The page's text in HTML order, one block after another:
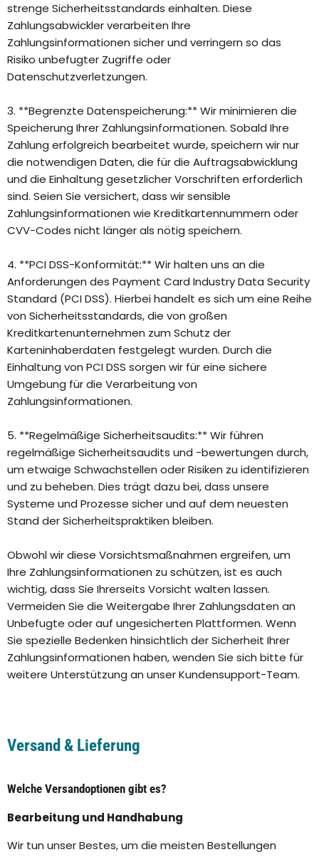
strenge Sicherheitsstandards einhalten. Diese
Zahlungsabwickler verarbeiten Ihre
Zahlungsinformationen sicher und verringern so das
Risiko unbefugter Zugriffe oder
Datenschutzverletzungen.
3. **Begrenzte Datenspeicherung:** Wir minimieren die
Speicherung Ihrer Zahlungsinformationen. Sobald Ihre
Zahlung erfolgreich bearbeitet wurde, speichern wir nur
die notwendigen Daten, die für die Auftragsabwicklung
und die Einhaltung gesetzlicher Vorschriften erforderlich
sind. Seien Sie versichert, dass wir sensible
Zahlungsinformationen wie Kreditkartennummern oder
CVV-Codes nicht länger als nötig speichern.
4. **PCI DSS-Konformität:** Wir halten uns an die
Anforderungen des Payment Card Industry Data Security
Standard (PCI DSS). Hierbei handelt es sich um eine Reihe
von Sicherheitsstandards, die von großen
Kreditkartenunternehmen zum Schutz der
Karteninhaberdaten festgelegt wurden. Durch die
Einhaltung von PCI DSS sorgen wir für eine sichere
Umgebung für die Verarbeitung von
Zahlungsinformationen.
5. **Regelmäßige Sicherheitsaudits:** Wir führen
regelmäßige Sicherheitsaudits und -bewertungen durch,
um etwaige Schwachstellen oder Risiken zu identifizieren
und zu beheben. Dies trägt dazu bei, dass unsere
Systeme und Prozesse sicher und auf dem neuesten
Stand der Sicherheitspraktiken bleiben.
Obwohl wir diese Vorsichtsmaßnahmen ergreifen, um
Ihre Zahlungsinformationen zu schützen, ist es auch
wichtig, dass Sie Ihrerseits Vorsicht walten lassen.
Vermeiden Sie die Weitergabe Ihrer Zahlungsdaten an
Unbefugte oder auf ungesicherten Plattformen. Wenn
Sie spezielle Bedenken hinsichtlich der Sicherheit Ihrer
Zahlungsinformationen haben, wenden Sie sich bitte für
weitere Unterstützung an unser Kundensupport-Team.
Versand & Lieferung
Welche Versandoptionen gibt es?
Bearbeitung und Handhabung
Wir tun unser Bestes, um die meisten Bestellungen